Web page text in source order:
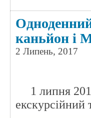
каньйон і
2 Липень, 2017
1 липня
екскурсійний